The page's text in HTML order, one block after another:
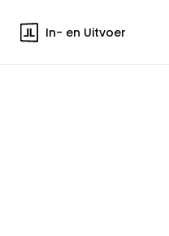
In- en Uitvoer